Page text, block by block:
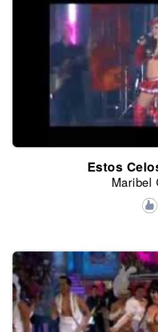
Estos
Maribel